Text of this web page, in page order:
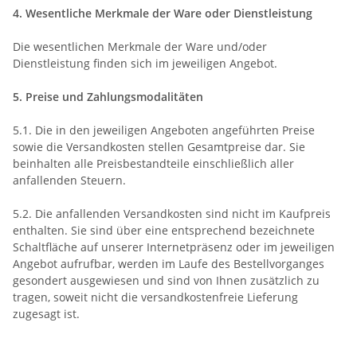
4. Wesentliche Merkmale der Ware oder Dienstleistung
Die wesentlichen Merkmale der Ware und/oder
Dienstleistung finden sich im jeweiligen Angebot.
5. Preise und Zahlungsmodalitäten
5.1. Die in den jeweiligen Angeboten angeführten Preise
sowie die Versandkosten stellen Gesamtpreise dar. Sie
beinhalten alle Preisbestandteile einschließlich aller
anfallenden Steuern.
5.2. Die anfallenden Versandkosten sind nicht im Kaufpreis
enthalten. Sie sind über eine entsprechend bezeichnete
Schaltfläche auf unserer Internetpräsenz oder im jeweiligen
Angebot aufrufbar, werden im Laufe des Bestellvorganges
gesondert ausgewiesen und sind von Ihnen zusätzlich zu
tragen, soweit nicht die versandkostenfreie Lieferung
zugesagt ist.